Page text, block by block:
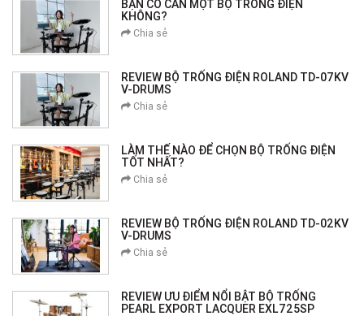
BẠN CÓ CẦN MỘT BỘ TRỐNG ĐIỆN
KHÔNG?
Chia sẻ
REVIEW BỘ TRỐNG ĐIỆN ROLAND TD-07KV
V-DRUMS
Chia sẻ
LÀM THẾ NÀO ĐỂ CHỌN BỘ TRỐNG ĐIỆN
TỐT NHẤT?
Chia sẻ
REVIEW BỘ TRỐNG ĐIỆN ROLAND TD-02KV
V-DRUMS
Chia sẻ
REVIEW ƯU ĐIỂM NỔI BẬT BỘ TRỐNG
PEARL EXPORT LACQUER EXL725SP